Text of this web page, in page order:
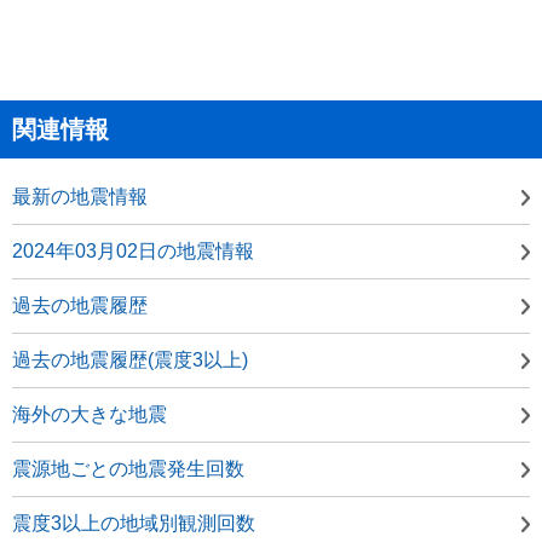
関連情報
最新の地震情報
2024年03月02日の地震情報
過去の地震履歴
過去の地震履歴(震度3以上)
海外の大きな地震
震源地ごとの地震発生回数
震度3以上の地域別観測回数